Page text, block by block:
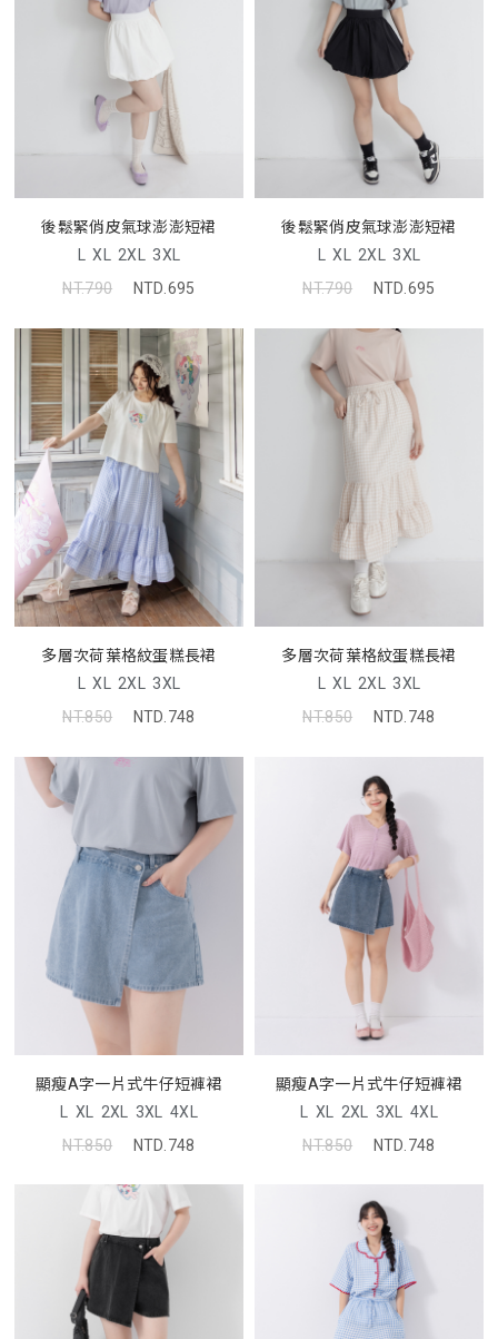
後鬆緊俏皮氣球澎澎短裙
L XL 2XL 3XL
NT.790
NTD.695
後鬆緊俏皮氣球澎澎短裙
L XL 2XL 3XL
NT.790
NTD.695
多層次荷葉格紋蛋糕長裙
L XL 2XL 3XL
NT.850
NTD.748
多層次荷葉格紋蛋糕長裙
L XL 2XL 3XL
NT.850
NTD.748
顯瘦A字一片式牛仔短褲裙
L XL 2XL 3XL 4XL
NT.850
NTD.748
顯瘦A字一片式牛仔短褲裙
L XL 2XL 3XL 4XL
NT.850
NTD.748